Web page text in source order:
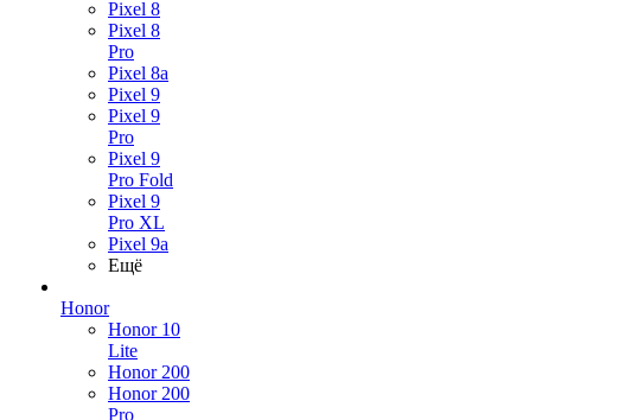
Pixel 8
Pixel 8
Pro
Pixel 8a
Pixel 9
Pixel 9
Pro
Pixel 9
Pro Fold
Pixel 9
Pro XL
Pixel 9a
Ещё
Honor
Honor 10
Lite
Honor 200
Honor 200
Pro